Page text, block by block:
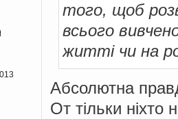
того, щоб
всього
житті чи на
Абсолютна
От тільки ніхто